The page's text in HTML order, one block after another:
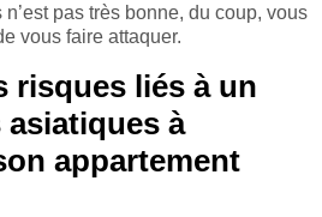
pas très bonne, du coup, vous
vous faire attaquer.
risques liés à un
à
appartement